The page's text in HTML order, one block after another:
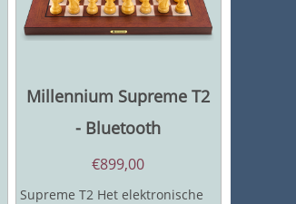
Millennium Supreme T2
- Bluetooth
€899,00
Supreme T2 Het elektronische